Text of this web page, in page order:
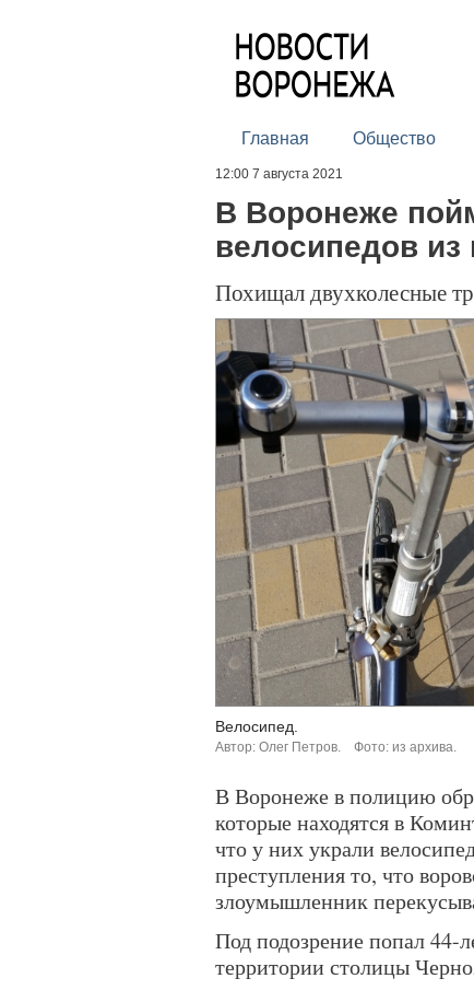
Главная Общество
12:00 7 августа 2021
В Воронеже
велосипедов
Похищал двухколесные
Велосипед.
Автор: Олег Петров. Фото: из архива.
В Воронеже в полицию
которые находятся в
что у них украли
преступления то, что
злоумышленник
Под подозрение попал 44-
территории столицы